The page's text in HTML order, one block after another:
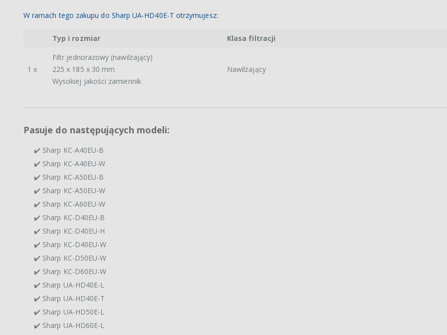
W ramach tego zakupu do Sharp UA-HD40E-T otrzymujesz:
Typ i rozmiar Klasa filtracji
1 x
Filtr jednorazowy (nawilżający)
225 x 185 x 30 mm
Wysokiej jakości zamiennik
Nawilżający
Pasuje do następujących modeli:
✔️ Sharp KC-A40EU-B
✔️ Sharp KC-A40EU-W
✔️ Sharp KC-A50EU-B
✔️ Sharp KC-A50EU-W
✔️ Sharp KC-A60EU-W
✔️ Sharp KC-D40EU-B
✔️ Sharp KC-D40EU-H
✔️ Sharp KC-D40EU-W
✔️ Sharp KC-D50EU-W
✔️ Sharp KC-D60EU-W
✔️ Sharp UA-HD40E-L
✔️ Sharp UA-HD40E-T
✔️ Sharp UA-HD50E-L
✔️ Sharp UA-HD60E-L